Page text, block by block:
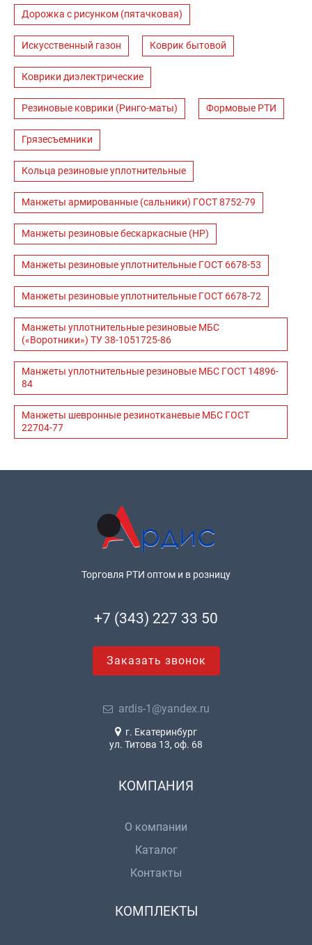
Дорожка с рисунком (пятачковая)
Искусственный газон Коврик бытовой
Коврики диэлектрические
Резиновые коврики (Ринго-маты) Формовые РТИ
Грязесъемники
Кольца резиновые уплотнительные
Манжеты армированные (сальники) ГОСТ 8752-79
Манжеты резиновые бескаркасные (НР)
Манжеты резиновые уплотнительные ГОСТ 6678-53
Манжеты резиновые уплотнительные ГОСТ 6678-72
Манжеты уплотнительные резиновые МБС
(«Воротники») ТУ 38-1051725-86
Манжеты уплотнительные резиновые МБС ГОСТ 14896-
84
Манжеты шевронные резинотканевые МБС ГОСТ
22704-77
Торговля РТИ оптом и в розницу
+7 (343) 227 33 50
Заказать звонок
ardis-1@yandex.ru
г. Екатеринбург
ул. Титова 13, оф. 68
КОМПАНИЯ
О компании
Каталог
Контакты
КОМПЛЕКТЫ